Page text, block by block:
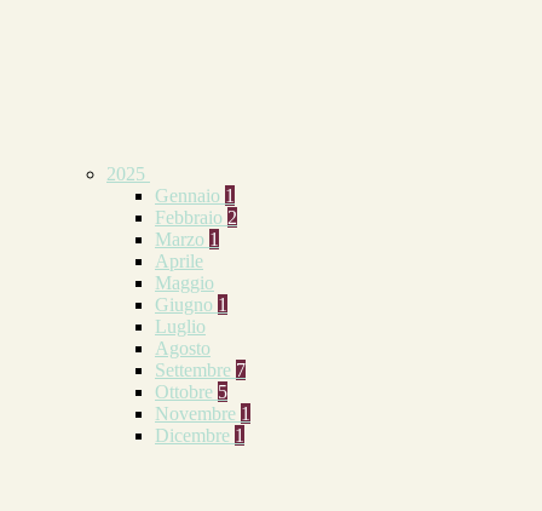
2025
Gennaio 1
Febbraio 2
Marzo 1
Aprile
Maggio
Giugno 1
Luglio
Agosto
Settembre 7
Ottobre 5
Novembre 1
Dicembre 1